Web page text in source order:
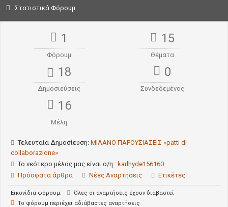
Στατιστικά Φόρουμ
1
Φόρουμ
15
Θέματα
18
Δημοσιεύσεις
0
Συνδεδεμένος
16
Μέλη
Τελευταία Δημοσίευση: ΜΙΛΑΝΟ ΠΑΡΟΥΣΙΑΣΕΙΣ «patti di
collaborazione»
Το νεότερο μέλος μας είναι ο/η:: karlhyde156160
Πρόσφατα άρθρα
Νέες Αναρτήσεις Ετικέτες
Εικονίδια φόρουμ:
Όλες οι αναρτήσεις έχουν διαβαστεί
Το φόρουμ περιέχει αδιάβαστες αναρτήσεις